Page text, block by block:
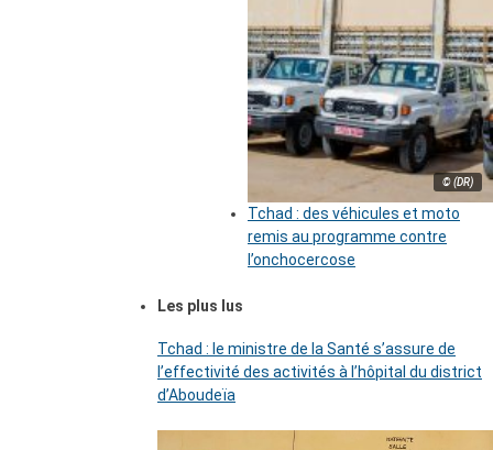
© (DR)
Tchad : des véhicules et moto
remis au programme contre
l’onchocercose
Les plus lus
Tchad : le ministre de la Santé s’assure de
l’effectivité des activités à l’hôpital du district
d’Aboudeïa